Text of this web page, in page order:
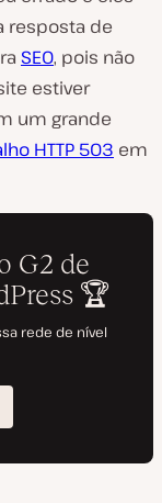
resposta de
SEO, pois não
estiver
um grande
HTTP 503 em